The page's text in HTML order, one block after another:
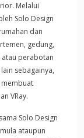
Melalui
Solo Design
dan
gedung,
perabotan
sebagainya,
VRay.
Solo Design
ataupun